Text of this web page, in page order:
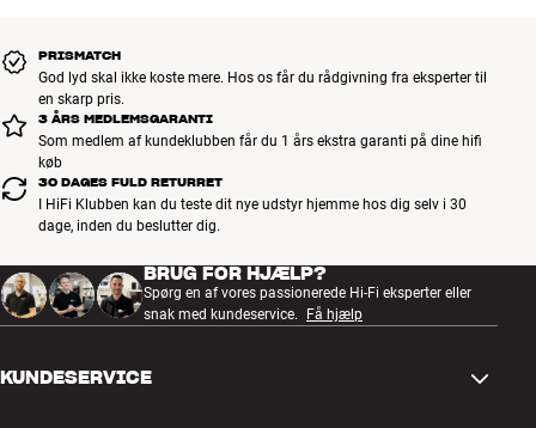
PRISMATCH
God lyd skal ikke koste mere. Hos os får du rådgivning fra eksperter til
en skarp pris.
3 ÅRS MEDLEMSGARANTI
Som medlem af kundeklubben får du 1 års ekstra garanti på dine hifi
køb
30 DAGES FULD RETURRET
I HiFi Klubben kan du teste dit nye udstyr hjemme hos dig selv i 30
dage, inden du beslutter dig.
BRUG FOR HJÆLP?
Spørg en af vores passionerede Hi-Fi eksperter eller
snak med kundeservice.
Få hjælp
KUNDESERVICE